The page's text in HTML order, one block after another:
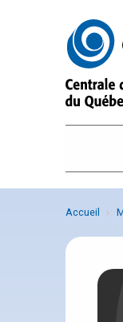
Accueil